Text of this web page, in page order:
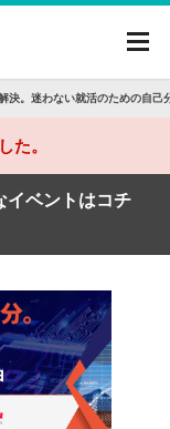
決。迷わない就活のための自
た。
イベントはコチ